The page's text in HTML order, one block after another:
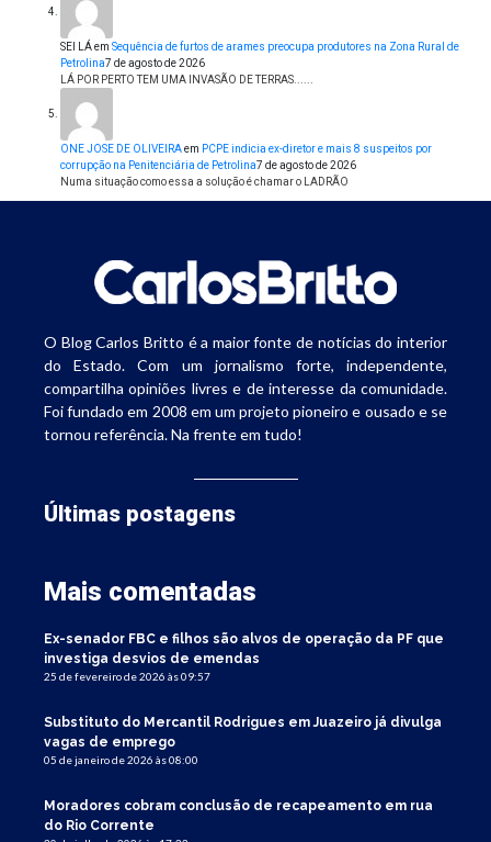
SEI LÁem Sequência de furtos de arames preocupa produtores na Zona Rural de
Petrolina7 de agosto de 2026
LÁ POR PERTO TEM UMA INVASÃO DE TERRAS......
ONE JOSE DE OLIVEIRAem PCPE indicia ex-diretor e mais 8 suspeitos por
corrupção na Penitenciária de Petrolina7 de agosto de 2026
Numa situação como essa a solução é chamar o LADRÃO
O Blog Carlos Britto é a maior fonte de notícias do interior
do Estado. Com um jornalismo forte, independente,
compartilha opiniões livres e de interesse da comunidade.
Foi fundado em 2008 em um projeto pioneiro e ousado e se
tornou referência. Na frente em tudo!
Últimas postagens
Mais comentadas
Ex-senador FBC e filhos são alvos de operação da PF que
investiga desvios de emendas
25 de fevereiro de 2026 às 09:57
Substituto do Mercantil Rodrigues em Juazeiro já divulga
vagas de emprego
05 de janeiro de 2026 às 08:00
Moradores cobram conclusão de recapeamento em rua
do Rio Corrente